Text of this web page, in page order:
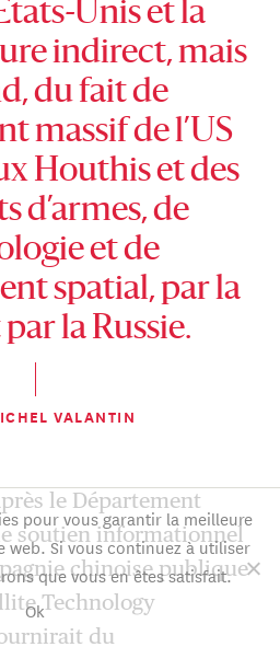
Unis et la
indirect, mais
du fait de
massif de l’US
Houthis et des
d’armes, de
et de
spatial, par la
la Russie.
VALANTIN
le Département
soutien informationnel
chinoise publique
Technology
du
pour vous garantir la meilleure
web. Si vous continuez à utiliser
que vous en êtes satisfait.
Ok